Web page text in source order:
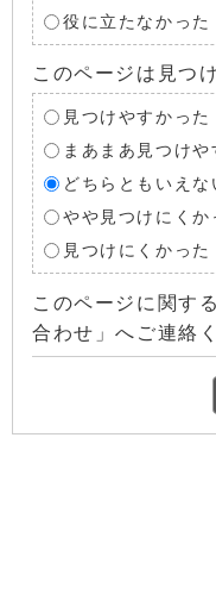
役に立たなかった
このページは見つ
見つけやすかった
まあまあ見つけや
どちらともいえな
やや見つけにくか
見つけにくかった
このページに関す
合わせ」へご連絡